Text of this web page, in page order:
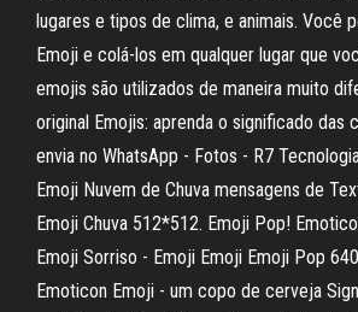
lugares e tipos de clima, e animais. Você
Emoji e colá-los em qualquer lugar que
emojis são utilizados de maneira muito
original Emojis: aprenda o significado das
envia no WhatsApp - Fotos - R7
Emoji Nuvem de Chuva mensagens de
Emoji Chuva 512*512. Emoji Pop!
Emoji Sorriso - Emoji Emoji Emoji Pop
Emoticon Emoji - um copo de cerveja